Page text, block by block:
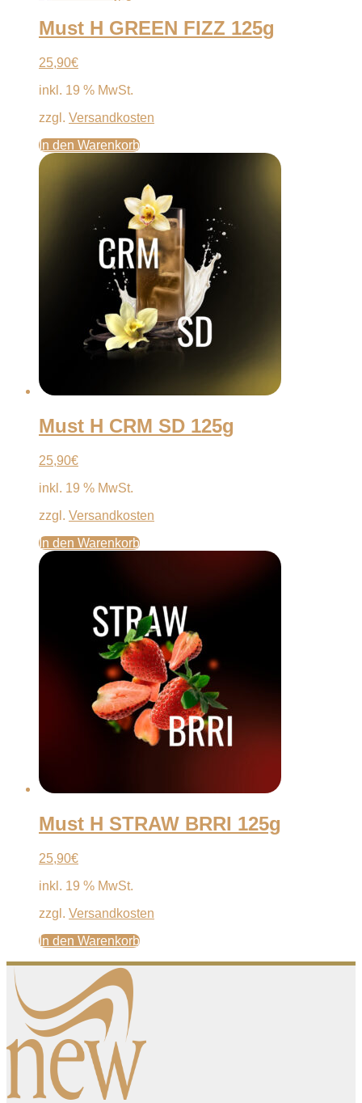
Must H GREEN FIZZ 125g
25,90€
inkl. 19 % MwSt.
zzgl. Versandkosten
In den Warenkorb
Must H CRM SD 125g
25,90€
inkl. 19 % MwSt.
zzgl. Versandkosten
In den Warenkorb
Must H STRAW BRRI 125g
25,90€
inkl. 19 % MwSt.
zzgl. Versandkosten
In den Warenkorb